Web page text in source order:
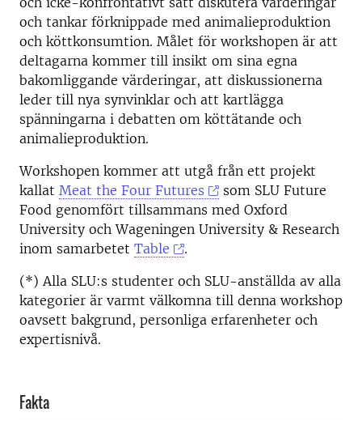
och tankar förknippade med animalieproduktion
och köttkonsumtion. Målet för workshopen är att
deltagarna kommer till insikt om sina egna
bakomliggande värderingar, att diskussionerna
leder till nya synvinklar och att kartlägga
spänningarna i debatten om köttätande och
animalieproduktion.
Workshopen kommer att utgå från ett projekt
kallat Meat the Four Futures
som SLU Future
Food genomfört tillsammans med Oxford
University och Wageningen University & Research
inom samarbetet Table
.
(*) Alla SLU:s studenter och SLU-anställda av alla
kategorier är varmt välkomna till denna workshop
oavsett bakgrund, personliga erfarenheter och
expertisnivå.
Fakta